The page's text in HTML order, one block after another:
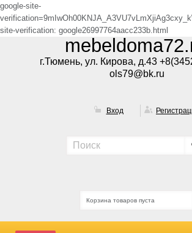
google-site-
site-verification: google26997764aacc233b.html
г.Тюмень, ул. Кирова, д.43
ols79@bk.ru
Вход
Корзина товаров пуста